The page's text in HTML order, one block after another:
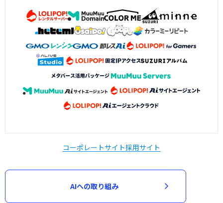
コーポレートサイト採用サイト
AIへの取り組み